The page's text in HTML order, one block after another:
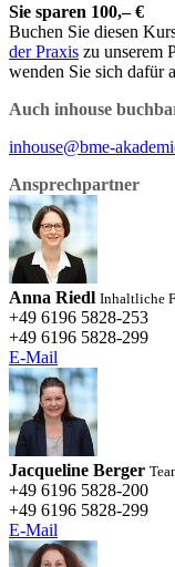
Sie sparen 100,– €
Buchen Sie diesen
der Praxis zu unserem
wenden Sie sich dafür
Auch inhouse
inhouse@bme-
Ansprechpartner
Anna Riedl Inhaltliche
+49 6196 5828-253
+49 6196 5828-299
E-Mail
Jacqueline Berger
+49 6196 5828-200
+49 6196 5828-299
E-Mail